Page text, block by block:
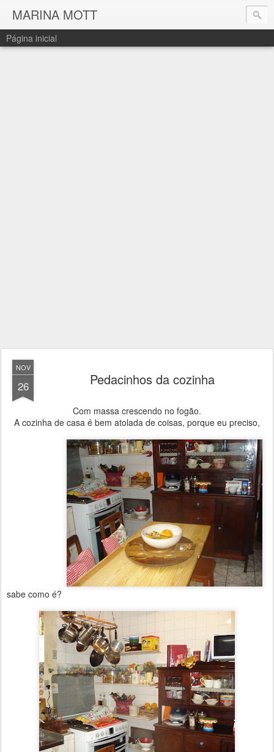
MARINA MOTT
Página inicial
NOV
26 Pedacinhos da cozinha
Com massa crescendo no fogão.
A cozinha de casa é bem atolada de coisas, porque eu preciso,
sabe como é?